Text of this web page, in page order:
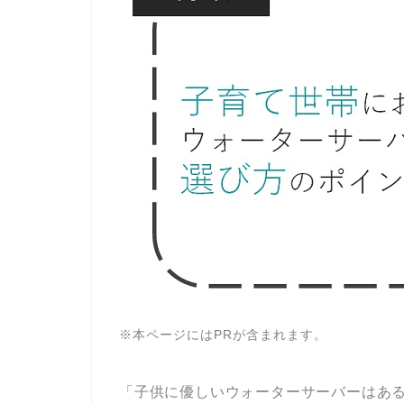
※本ページにはPRが含まれます。
「子供に優しいウォーターサーバーはあ